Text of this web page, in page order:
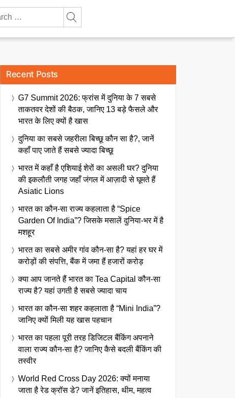
Recent Posts
G7 Summit 2026: फ्रांस में दुनिया के 7 सबसे
ताकतवर देशों की बैठक, जानिए 13 बड़े फैसले और
भारत के लिए क्यों है खास
दुनिया का सबसे जहरीला बिच्छू कौन सा है?, जानें
कहाँ पाए जाते हैं सबसे ज्यादा बिच्छू
भारत में कहाँ है एशियाई शेरों का असली घर? दुनिया
की इकलौती जगह जहाँ जंगल में आज़ादी से घूमते हैं
Asiatic Lions
भारत का कौन-सा राज्य कहलाता है “Spice
Garden Of India”? जिसके मसालें दुनिया-भर में है
मशहूर
भारत का सबसे अमीर गांव कौन-सा है? यहां हर घर में
करोड़ों की संपत्ति, बैंक में जमा हैं हजारों करोड़
क्या आप जानते हैं भारत का Tea Capital कौन-सा
राज्य है? यहां उगती है सबसे ज्यादा चाय
भारत का कौन-सा शहर कहलाता है “Mini India”?
जानिए क्यों मिली यह खास पहचान
भारत का पहला पूरी तरह डिजिटल बैंकिंग अपनाने
वाला राज्य कौन-सा है? जानिए कैसे बदली बैंकिंग की
तस्वीर
World Red Cross Day 2026: क्यों मनाया
जाता है रेड क्रॉस डे? जानें इतिहास, थीम, महत्व